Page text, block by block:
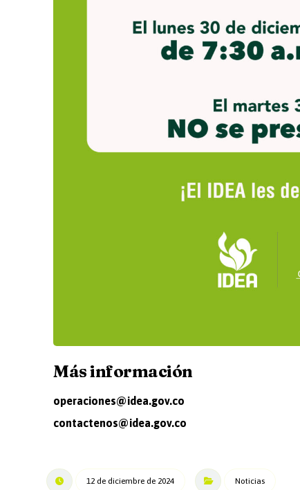
Más información
operaciones@idea.gov.co
contactenos@idea.gov.co
12 de diciembre de 2024 Noticias